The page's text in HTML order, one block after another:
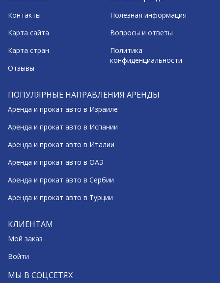
Контакты
Карта сайта
Карта стран
Отзывы
Полезная информация
Вопросы и ответы
Политика
конфиденциальности
ПОПУЛЯРНЫЕ НАПРАВЛЕНИЯ АРЕНДЫ
Аренда и прокат авто в Израиле
Аренда и прокат авто в Испании
Аренда и прокат авто в Италии
Аренда и прокат авто в ОАЭ
Аренда и прокат авто в Сербии
Аренда и прокат авто в Турции
КЛИЕНТАМ
Мой заказ
Войти
МЫ В СОЦСЕТЯХ